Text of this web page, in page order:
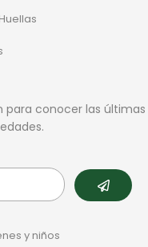
conocer las últimas
y niños